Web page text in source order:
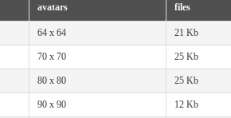
avatars files
64 x 64 21 Kb
70 x 70 25 Kb
80 x 80 25 Kb
90 x 90 12 Kb